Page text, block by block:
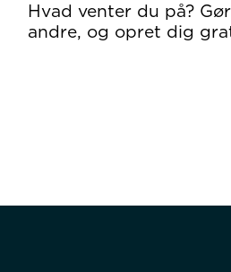
Hvad venter du på?
andre, og opret dig